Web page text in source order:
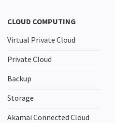
CLOUD COMPUTING
Virtual Private Cloud
Private Cloud
Backup
Storage
Akamai Connected Cloud